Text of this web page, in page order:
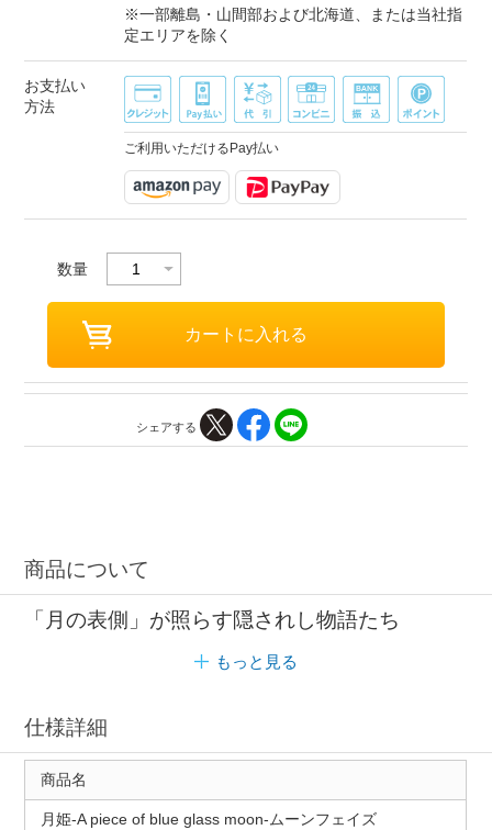
※一部離島・山間部および北海道、または当社指
定エリアを除く
お支払い
方法
ご利用いただけるPay払い
数量
シェアする
商品について
「月の表側」が照らす隠されし物語たち
もっと見る
仕様詳細
商品名
月姫-A piece of blue glass moon-ムーンフェイズ